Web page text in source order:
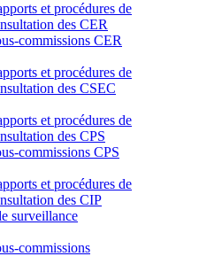
et procédures de
des CER
commissions CER
et procédures de
des CSEC
et procédures de
des CPS
commissions CPS
et procédures de
des CIP
surveillance
commissions